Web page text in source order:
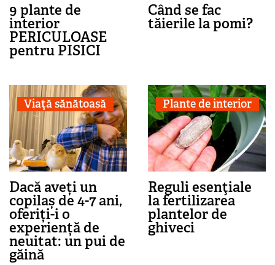
9 plante de
interior
PERICULOASE
pentru PISICI
Când se fac
tăierile la pomi?
Viaţă sănătoasă
Dacă aveți un
copilaș de 4-7 ani,
oferiți-i o
experiență de
neuitat: un pui de
găină
Plante de interior
Reguli esenţiale
la fertilizarea
plantelor de
ghiveci